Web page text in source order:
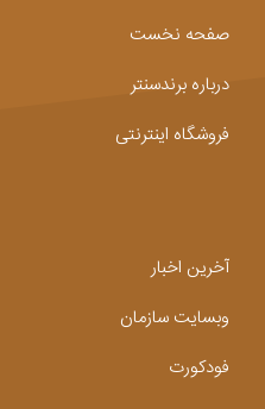
صفحه نخست
درباره برندسنتر
فروشگاه اینترنتی
آخرین اخبار
وبسایت سازمان
فودکورت